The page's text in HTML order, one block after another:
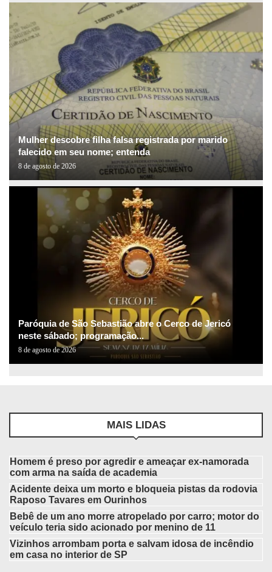
Mulher descobre filha falsa registrada por marido
falecido em seu nome; entenda
8 de agosto de 2026
Paróquia de São Sebastião abre o Cerco de Jericó
neste sábado; programação...
8 de agosto de 2026
MAIS LIDAS
Homem é preso por agredir e ameaçar ex-namorada
com arma na saída de academia
Acidente deixa um morto e bloqueia pistas da rodovia
Raposo Tavares em Ourinhos
Bebê de um ano morre atropelado por carro; motor do
veículo teria sido acionado por menino de 11
Vizinhos arrombam porta e salvam idosa de incêndio
em casa no interior de SP